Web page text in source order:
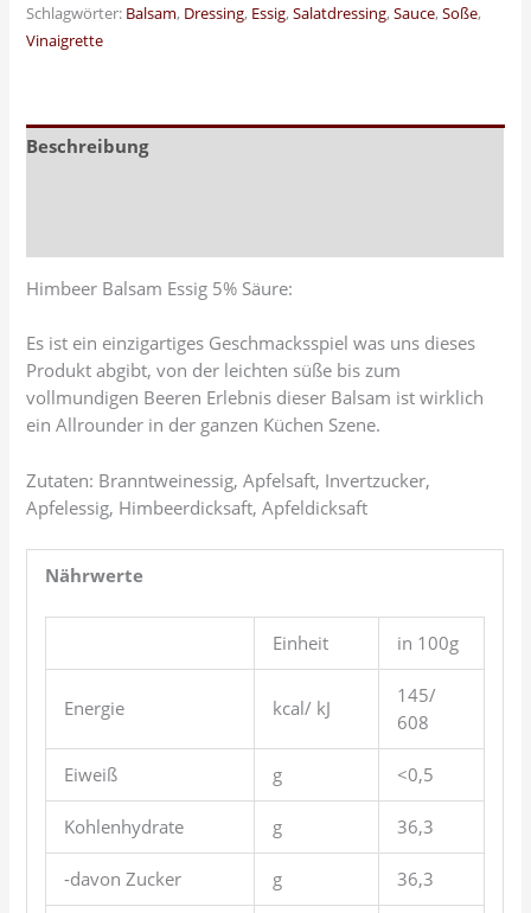
Schlagwörter: Balsam, Dressing, Essig,Salatdressing,Sauce,Soße,
Vinaigrette
Beschreibung
Himbeer Balsam Essig 5% Säure:
Es ist ein einzigartiges Geschmacksspiel was uns dieses
Produkt abgibt, von der leichten süße bis zum
vollmundigen Beeren Erlebnis dieser Balsam ist wirklich
ein Allrounder in der ganzen Küchen Szene.
Zutaten: Branntweinessig, Apfelsaft, Invertzucker,
Apfelessig, Himbeerdicksaft, Apfeldicksaft
Nährwerte
Einheit in 100g
Energie kcal/ kJ
145/
608
Eiweiß g <0,5
Kohlenhydrate g 36,3
-davon Zucker g 36,3